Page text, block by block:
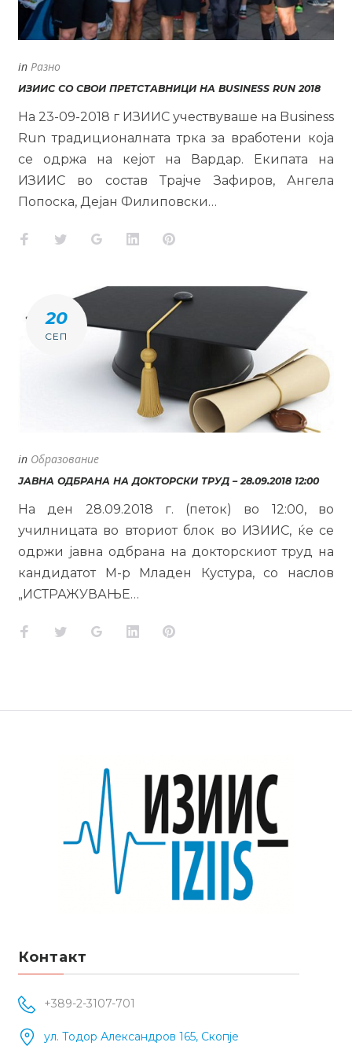
in Разно
ИЗИИС СО СВОИ ПРЕТСТАВНИЦИ НА BUSINESS RUN 2018
На 23-09-2018 г ИЗИИС учествуваше на Business
Run традиционалната трка за вработени која
се одржа на кејот на Вардар. Екипата на
ИЗИИС во состав Трајче Зафиров, Ангела
Попоска, Дејан Филиповски…
Facebook
TwitterGoogle+LinkedInPinterest
20
СЕП
in Образование
ЈАВНА ОДБРАНА НА ДОКТОРСКИ ТРУД – 28.09.2018 12:00
На ден 28.09.2018 г. (петок) во 12:00, во
училницата во вториот блок во ИЗИИС, ќе се
одржи јавна одбрана на докторскиот труд на
кандидатот М-р Младен Кустура, со наслов
„ИСТРАЖУВАЊЕ…
Facebook
TwitterGoogle+LinkedInPinterest
Контакт
+389-2-3107-701
ул. Тодор Александров 165, Скопје